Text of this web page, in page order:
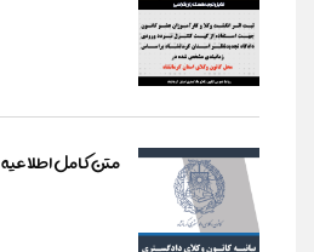
متن کامل اطلاعیه